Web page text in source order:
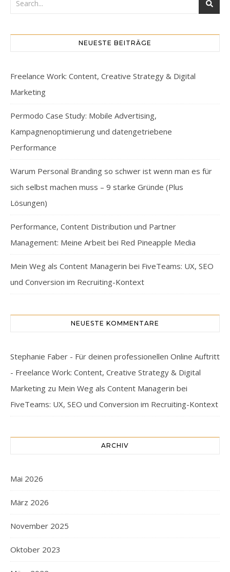
NEUESTE BEITRÄGE
Freelance Work: Content, Creative Strategy & Digital
Marketing
Permodo Case Study: Mobile Advertising,
Kampagnenoptimierung und datengetriebene
Performance
Warum Personal Branding so schwer ist wenn man es für
sich selbst machen muss – 9 starke Gründe (Plus
Lösungen)
Performance, Content Distribution und Partner
Management: Meine Arbeit bei Red Pineapple Media
Mein Weg als Content Managerin bei FiveTeams: UX, SEO
und Conversion im Recruiting-Kontext
NEUESTE KOMMENTARE
Stephanie Faber - Für deinen professionellen Online Auftritt
- Freelance Work: Content, Creative Strategy & Digital
Marketing zu Mein Weg als Content Managerin bei
FiveTeams: UX, SEO und Conversion im Recruiting-Kontext
ARCHIV
Mai 2026
März 2026
November 2025
Oktober 2023